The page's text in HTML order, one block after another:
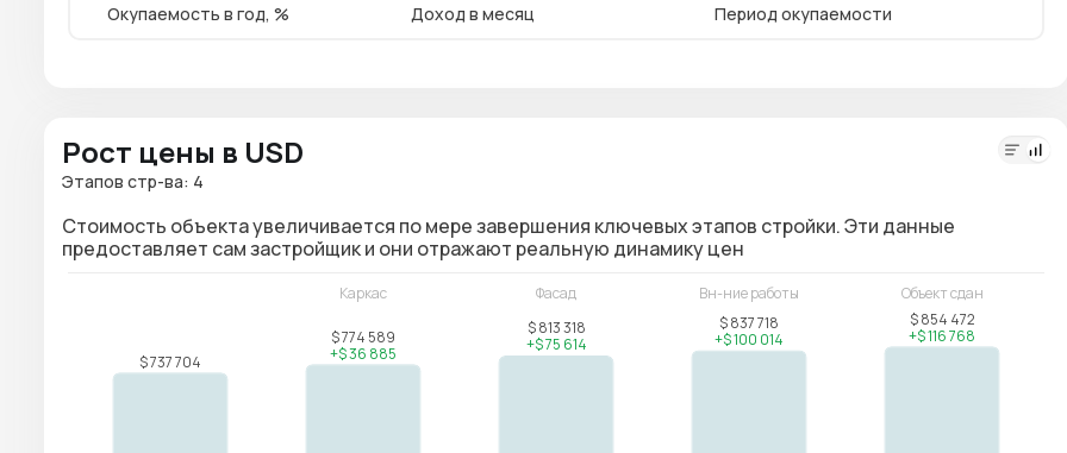
Окупаемость в год, % Доход в месяц Период окупаемости
Рост цены в USD
Этапов стр-ва: 4
Стоимость объекта увеличивается по мере завершения ключевых этапов стройки. Эти данные
предоставляет сам застройщик и они отражают реальную динамику цен